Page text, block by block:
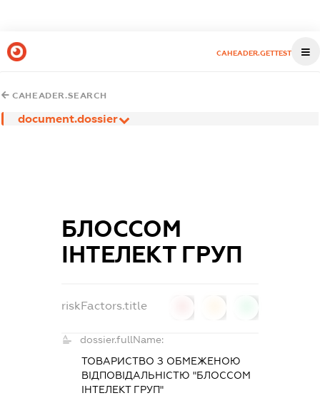
CAHEADER.GETTEST
CAHEADER.SEARCH
document.dossier
БЛОССОМ
ІНТЕЛЕКТ ГРУП
riskFactors.title
dossier.fullName:
ТОВАРИСТВО З ОБМЕЖЕНОЮ
ВІДПОВІДАЛЬНІСТЮ "БЛОССОМ
ІНТЕЛЕКТ ГРУП"